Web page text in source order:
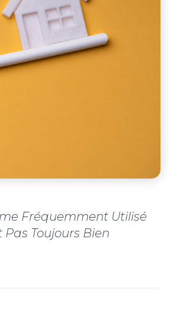
Fréquemment Utilisé
Toujours Bien